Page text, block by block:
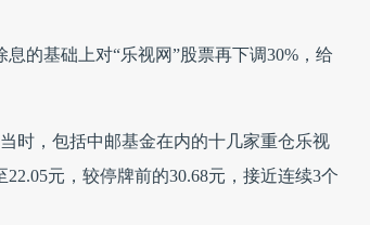
的基础上对“乐视网”股票再下调30%，给
时，包括中邮基金在内的十几家重仓乐视
元，较停牌前的30.68元，接近连续3个